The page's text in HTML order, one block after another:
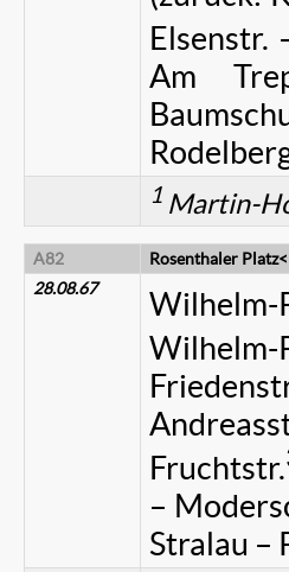
Elsenstr.
Am
1 Martin-
A82
Rosenthaler
28.08.67
Wilhelm-
Wilhelm-
Fruchtstr.
–
Stralau –